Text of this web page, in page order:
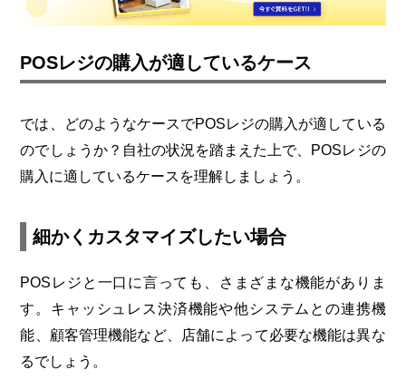
POSレジの購入が適しているケース
では、どのようなケースでPOSレジの購入が適している
のでしょうか？自社の状況を踏まえた上で、POSレジの
購入に適しているケースを理解しましょう。
細かくカスタマイズしたい場合
POSレジと一口に言っても、さまざまな機能がありま
す。キャッシュレス決済機能や他システムとの連携機
能、顧客管理機能など、店舗によって必要な機能は異な
るでしょう。